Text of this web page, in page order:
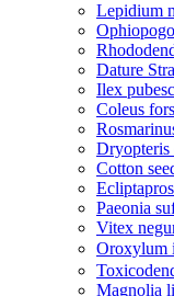
Lepidium
Dature
Ilex
Coleus
Dryopteris
Cotton
Paeonia
Vitex
Oroxylum
Magnolia